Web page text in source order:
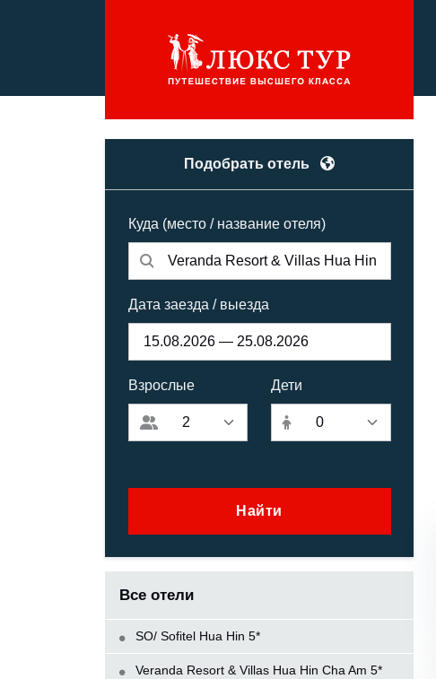
Подобрать отель
Куда (место / название отеля)
Дата заезда / выезда
Взрослые Дети
Найти
Все отели
SO/ Sofitel Hua Hin 5*
Veranda Resort & Villas Hua Hin Cha Am 5*